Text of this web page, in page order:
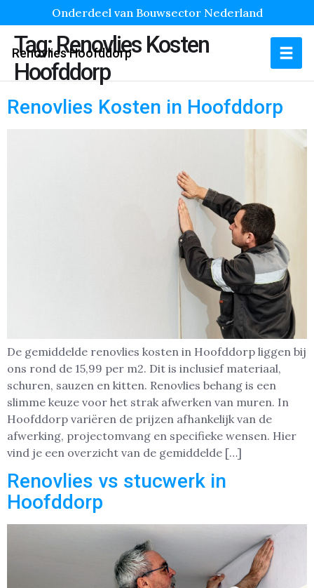
Onderdeel van Bouwsector Nederland
Renovlies Hoofddorp
Tag:Renovlies Kosten
Hoofddorp
Renovlies Kosten in Hoofddorp
De gemiddelde renovlies kosten in Hoofddorp liggen bij
ons rond de 15,99 per m2. Dit is inclusief materiaal,
schuren, sauzen en kitten. Renovlies behang is een
slimme keuze voor het strak afwerken van muren. In
Hoofddorp variëren de prijzen afhankelijk van de
afwerking, projectomvang en specifieke wensen. Hier
vind je een overzicht van de gemiddelde […]
Renovlies vs stucwerk in
Hoofddorp